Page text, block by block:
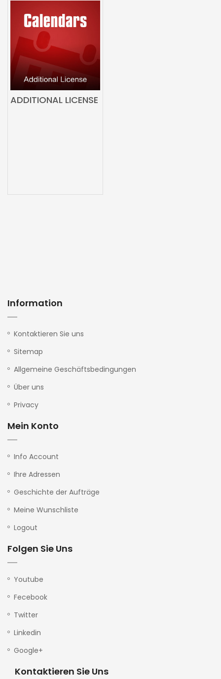
ADDITIONAL LICENSE
Information
Kontaktieren Sie uns
Sitemap
Allgemeine Geschäftsbedingungen
Über uns
Privacy
Mein Konto
Info Account
Ihre Adressen
Geschichte der Aufträge
Meine Wunschliste
Logout
Folgen Sie Uns
Youtube
Fecebook
Twitter
Linkedin
Google+
Kontaktieren Sie Uns